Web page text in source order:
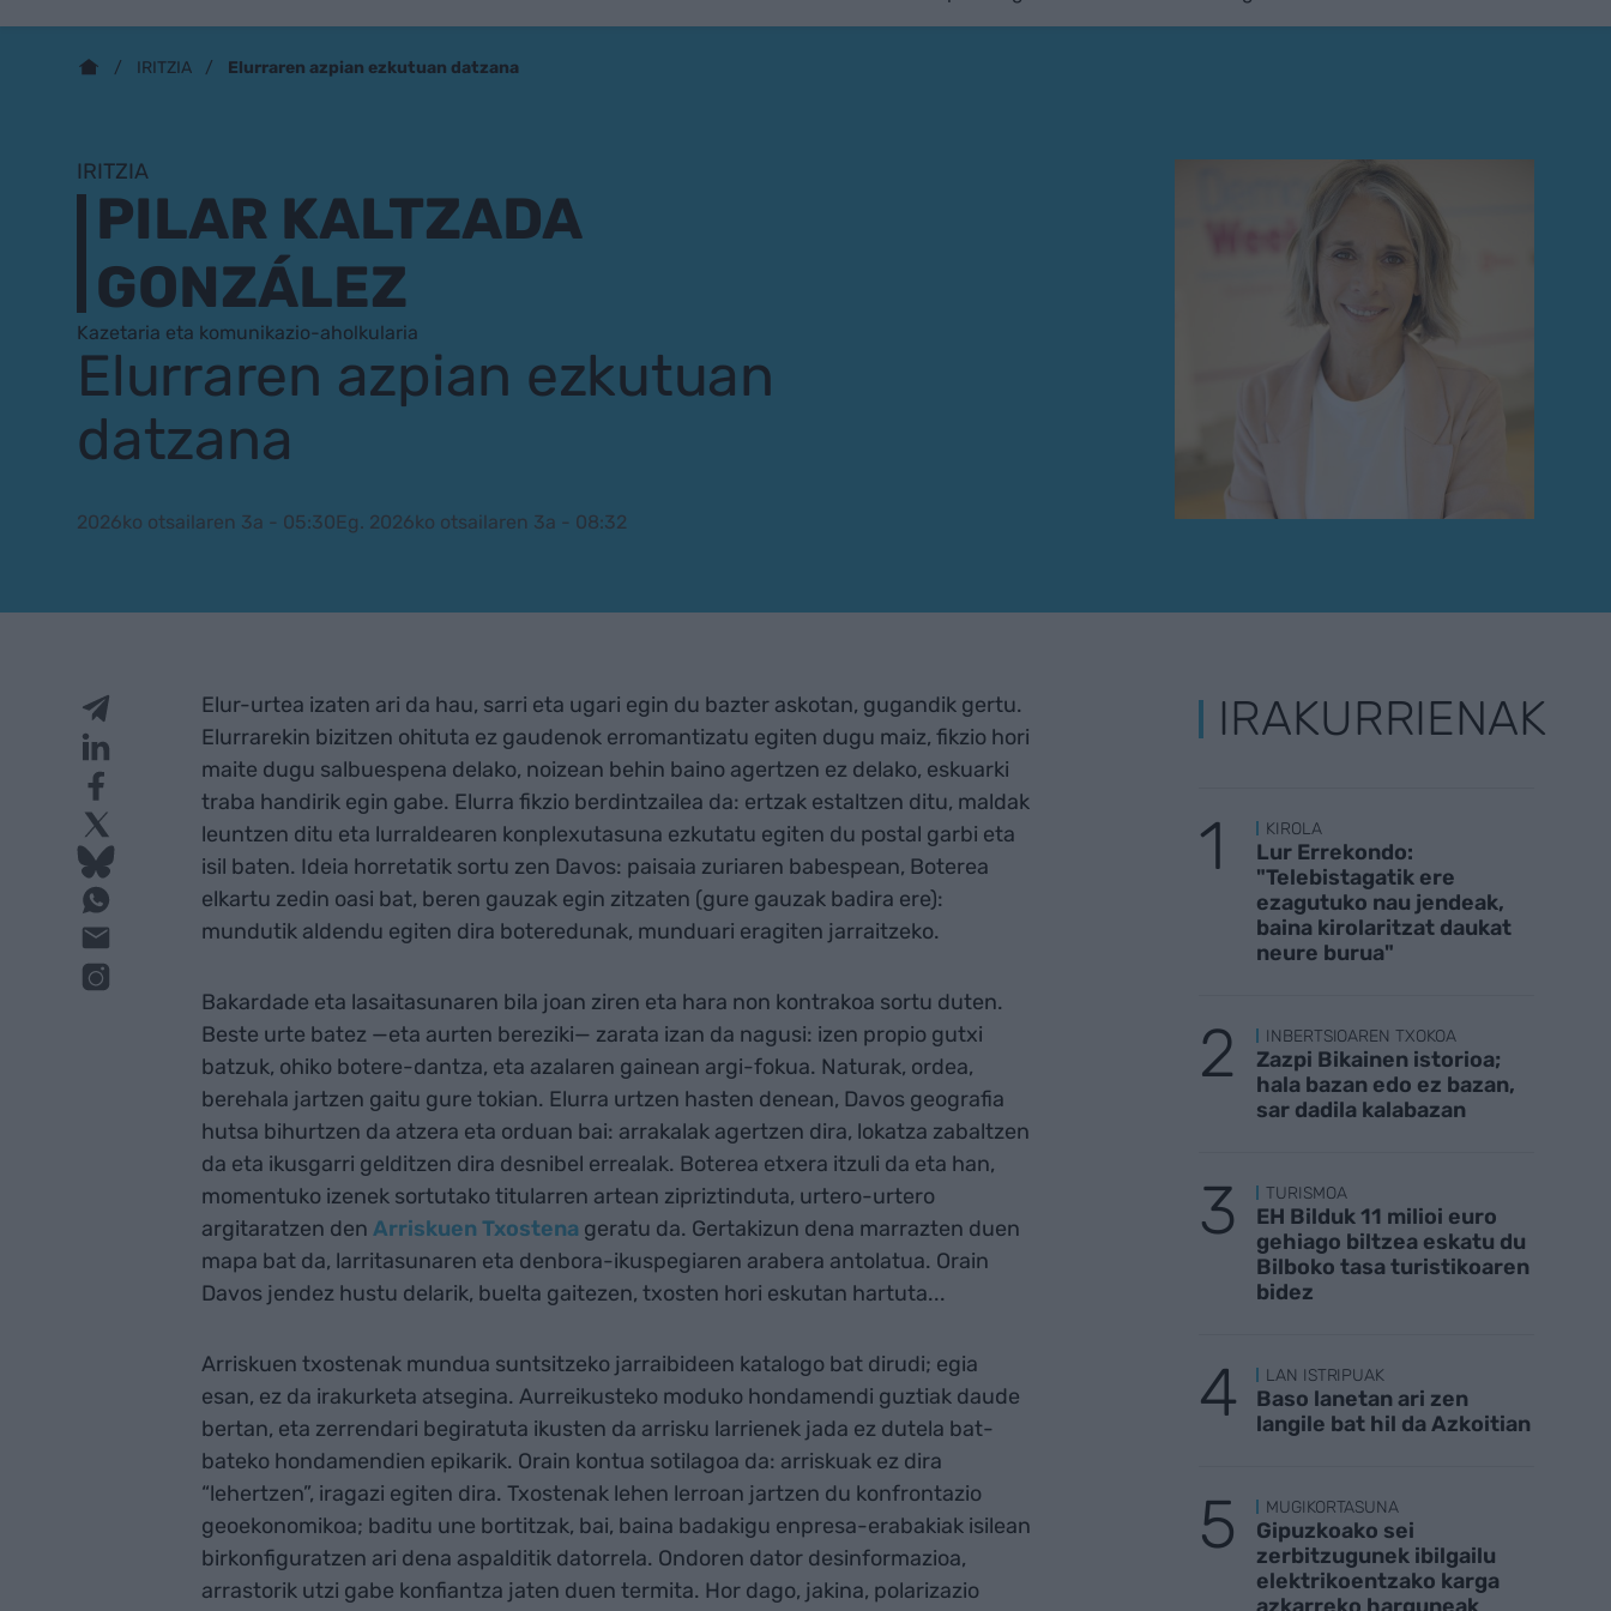
IRITZIA Elurraren azpian ezkutuan datzana
IRITZIA
PILAR KALTZADA
GONZÁLEZ
Kazetaria eta komunikazio-aholkularia
Elurraren azpian ezkutuan
datzana
2026ko otsailaren 3a - 05:30Eg. 2026ko otsailaren 3a - 08:32
Elur-urtea izaten ari da hau, sarri eta ugari egin du bazter askotan, gugandik gertu.
Elurrarekin bizitzen ohituta ez gaudenok erromantizatu egiten dugu maiz, fikzio hori
maite dugu salbuespena delako, noizean behin baino agertzen ez delako, eskuarki
traba handirik egin gabe. Elurra fikzio berdintzailea da: ertzak estaltzen ditu, maldak
leuntzen ditu eta lurraldearen konplexutasuna ezkutatu egiten du postal garbi eta
isil baten. Ideia horretatik sortu zen Davos: paisaia zuriaren babespean, Boterea
elkartu zedin oasi bat, beren gauzak egin zitzaten (gure gauzak badira ere):
mundutik aldendu egiten dira boteredunak, munduari eragiten jarraitzeko.
Bakardade eta lasaitasunaren bila joan ziren eta hara non kontrakoa sortu duten.
Beste urte batez —eta aurten bereziki— zarata izan da nagusi: izen propio gutxi
batzuk, ohiko botere-dantza, eta azalaren gainean argi-fokua. Naturak, ordea,
berehala jartzen gaitu gure tokian. Elurra urtzen hasten denean, Davos geografia
hutsa bihurtzen da atzera eta orduan bai: arrakalak agertzen dira, lokatza zabaltzen
da eta ikusgarri gelditzen dira desnibel errealak. Boterea etxera itzuli da eta han,
momentuko izenek sortutako titularren artean zipriztinduta, urtero-urtero
argitaratzen den Arriskuen Txostena geratu da. Gertakizun dena marrazten duen
mapa bat da, larritasunaren eta denbora-ikuspegiaren arabera antolatua. Orain
Davos jendez hustu delarik, buelta gaitezen, txosten hori eskutan hartuta...
Arriskuen txostenak mundua suntsitzeko jarraibideen katalogo bat dirudi; egia
esan, ez da irakurketa atsegina. Aurreikusteko moduko hondamendi guztiak daude
bertan, eta zerrendari begiratuta ikusten da arrisku larrienek jada ez dutela bat-
bateko hondamendien epikarik. Orain kontua sotilagoa da: arriskuak ez dira
“lehertzen”, iragazi egiten dira. Txostenak lehen lerroan jartzen du konfrontazio
geoekonomikoa; baditu une bortitzak, bai, baina badakigu enpresa-erabakiak isilean
birkonfiguratzen ari dena aspalditik datorrela. Ondoren dator desinformazioa,
arrastorik utzi gabe konfiantza jaten duen termita. Hor dago, jakina, polarizazio
IRAKURRIENAK
KIROLA
Lur Errekondo:
"Telebistagatik ere
ezagutuko nau jendeak,
baina kirolaritzat daukat
neure burua"
INBERTSIOAREN TXOKOA
Zazpi Bikainen istorioa;
hala bazan edo ez bazan,
sar dadila kalabazan
TURISMOA
EH Bilduk 11 milioi euro
gehiago biltzea eskatu du
Bilboko tasa turistikoaren
bidez
LAN ISTRIPUAK
Baso lanetan ari zen
langile bat hil da Azkoitian
MUGIKORTASUNA
Gipuzkoako sei
zerbitzugunek ibilgailu
elektrikoentzako karga